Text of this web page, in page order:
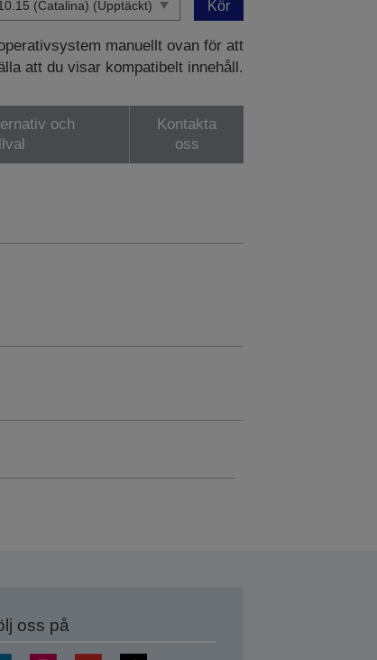
Kör
manuellt ovan för att
att du visar kompatibelt innehåll.
och
Kontakta
oss
oss på